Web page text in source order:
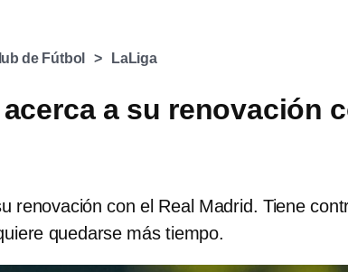
de Fútbol LaLiga
a su renovación
renovación con el Real Madrid. Tiene
quedarse más tiempo.